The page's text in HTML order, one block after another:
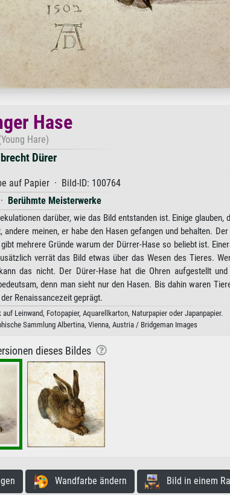
Hase
Hare)
Dürer
auf Papier · Bild-ID: 100764
Berühmte Meisterwerke
darüber, wie das Bild entstanden ist. Einige glauben,
meinen, er habe den Hasen gefangen und behalten.
mehrere Gründe warum der Dürrer-Hase so beliebt ist.
verrät das Bild etwas über das Wesen des Tieres.
das nicht. Der Dürer-Hase hat die Ohren aufgestellt
denn man sieht nur den Hasen. Bis dahin waren
Renaissancezeit geprägt.
Leinwand, Fotopapier, Aquarellkarton, Naturpapier oder Japanpapier.
Sammlung Albertina, Vienna, Austria / Bridgeman Images
dieses Bildes
Wandfarbe ändern Bild in einem